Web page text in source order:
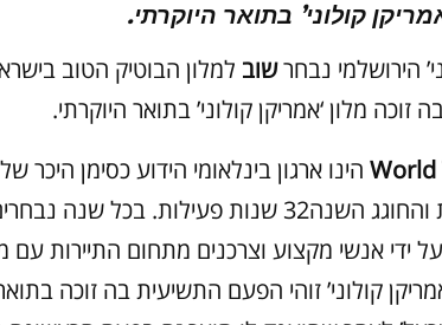
קולוני’ בתואר היוקרתי.
הירושלמי נבחרשוב
מלון ‘אמריקן קולוני’ בתואר היוקרתי.
World הינו ארגון בינלאומי הידוע כסימן היכר
בתעשיית התיירות והחוגג השנה32 שנות פעילות.
קולוני’ זוהי הפעם התשיעית בה זוכה בתואר